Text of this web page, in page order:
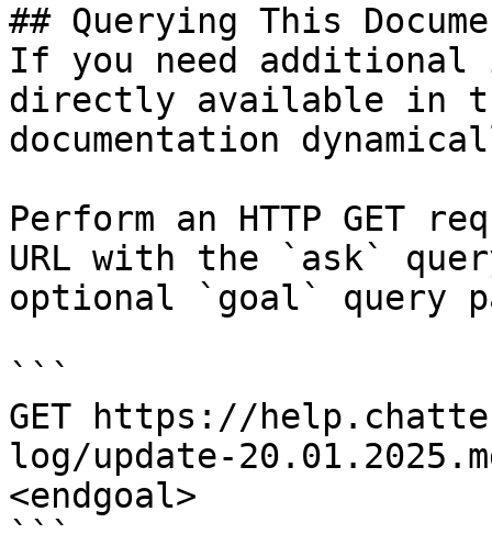
## Querying This
If you need
directly available in
documentation
Perform an HTTP GET
URL with the `ask`
optional `goal` query
```
GET https://
log/update-
<endgoal>
```